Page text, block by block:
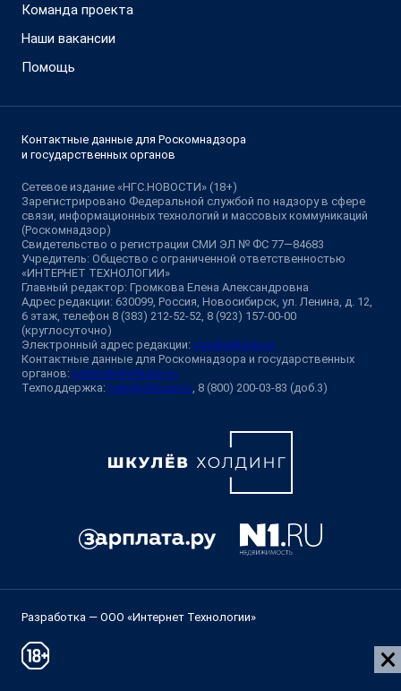
Команда проекта
Наши вакансии
Помощь
Контактные данные для Роскомнадзора
и государственных органов
Сетевое издание «НГС.НОВОСТИ» (18+)
Зарегистрировано Федеральной службой по надзору в сфере
связи, информационных технологий и массовых коммуникаций
(Роскомнадзор)
Свидетельство о регистрации СМИ ЭЛ № ФС 77—84683
Учредитель: Общество с ограниченной ответственностью
«ИНТЕРНЕТ ТЕХНОЛОГИИ»
Главный редактор: Громкова Елена Александровна
Адрес редакции: 630099, Россия, Новосибирск, ул. Ленина, д. 12,
6 этаж, телефон 8 (383) 212-52-52, 8 (923) 157-00-00
(круглосуточно)
Электронный адрес редакции: ngs@shkulev.ru
Контактные данные для Роскомнадзора и государственных
органов: juristnsk@shkulev.ru
Техподдержка: help@shkulev.ru , 8 (800) 200-03-83 (доб.3)
Разработка — ООО «Интернет Технологии»